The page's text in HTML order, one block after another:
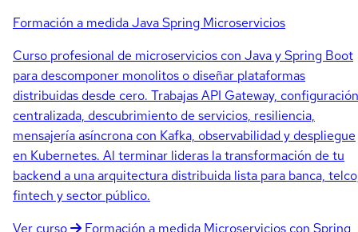
Formación a medidaJava Spring Microservicios
Curso profesional de microservicios con Java y Spring Boot
para descomponer monolitos o diseñar plataformas
distribuidas desde cero. Trabajas API Gateway, configuración
centralizada, descubrimiento de servicios, resiliencia,
mensajería asíncrona con Kafka, observabilidad y despliegue
en Kubernetes. Al terminar lideras la transformación de tu
backend a una arquitectura distribuida lista para banca,
fintech y sector público.
Ver curso
Formación a medida Microservicios con Spring